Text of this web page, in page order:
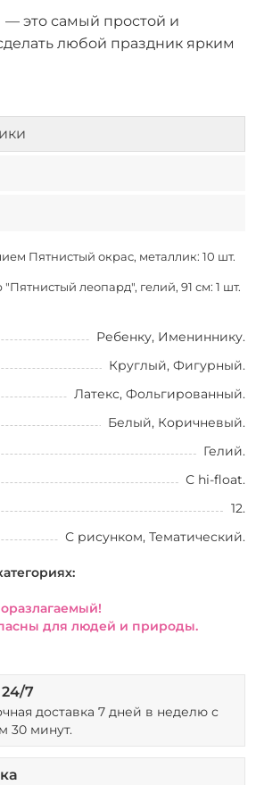
это самый простой и
любой праздник ярким
Пятнистый окрас, металлик: 10 шт.
леопард", гелий, 91 см: 1 шт.
Ребенку, Имениннику.
Круглый, Фигурный.
Латекс, Фольгированный.
Белый, Коричневый.
Гелий.
С hi-float.
12.
С рисунком, Тематический.
для людей и природы.
7
доставка 7 дней в неделю с
30 минут.